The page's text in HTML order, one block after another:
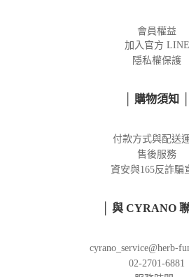
會員權益
加入官方 LINE
隱私權保護
│ 購物須知 │
付款方式與配送
售後服務
資安與165反詐騙
│ 與 CYRANO
cyrano_service@herb-
02-2701-6881